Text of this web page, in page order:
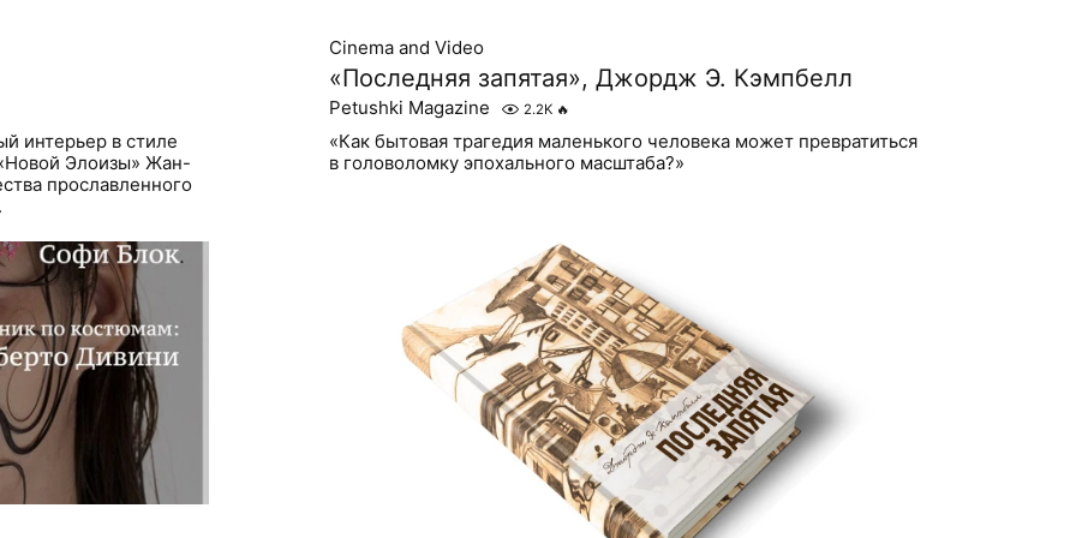
интерьер в стиле
Элоизы» Жан-
прославленного
Cinema and Video
«Последняя запятая», Джордж Э. Кэмпбелл
Petushki Magazine 2.2K 🔥
«Как бытовая трагедия маленького человека может превратиться
в головоломку эпохального масштаба?»